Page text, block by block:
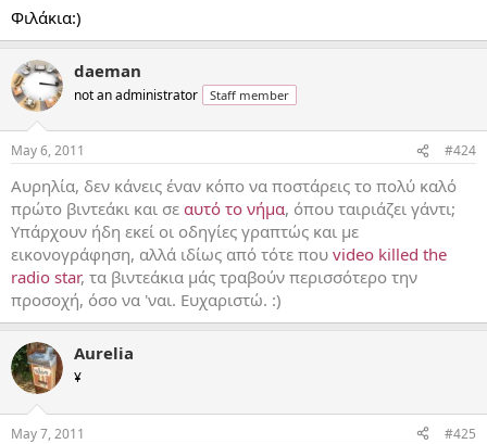
Φιλάκια:)
daeman
not an administrator Staff member
May 6, 2011 #424
Αυρηλία, δεν κάνεις έναν κόπο να ποστάρεις το πολύ καλό
πρώτο βιντεάκι και σε αυτό το νήμα, όπου ταιριάζει γάντι;
Υπάρχουν ήδη εκεί οι οδηγίες γραπτώς και με
εικονογράφηση, αλλά ιδίως από τότε που video killed the
radio star, τα βιντεάκια μάς τραβούν περισσότερο την
προσοχή, όσο να 'ναι. Ευχαριστώ. :)
Aurelia
¥
May 7, 2011 #425